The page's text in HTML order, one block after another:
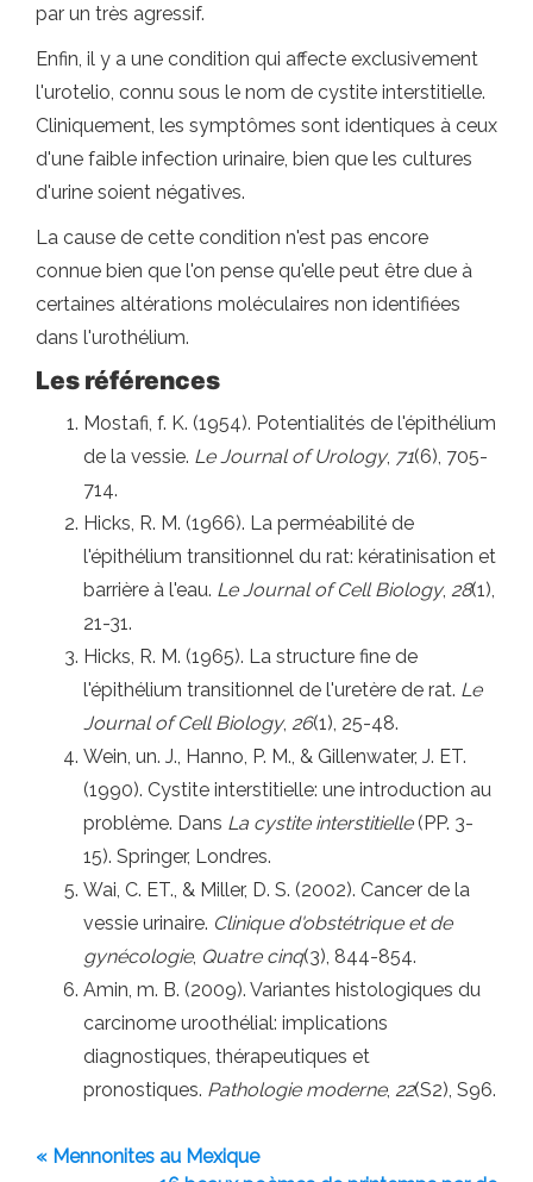
par un très agressif.
Enfin, il y a une condition qui affecte exclusivement
l'urotelio, connu sous le nom de cystite interstitielle.
Cliniquement, les symptômes sont identiques à ceux
d'une faible infection urinaire, bien que les cultures
d'urine soient négatives.
La cause de cette condition n'est pas encore
connue bien que l'on pense qu'elle peut être due à
certaines altérations moléculaires non identifiées
dans l'urothélium.
Les références
Mostafi, f. K. (1954). Potentialités de l'épithélium
de la vessie. Le Journal of Urology, 71(6), 705-
714.
Hicks, R. M. (1966). La perméabilité de
l'épithélium transitionnel du rat: kératinisation et
barrière à l'eau. Le Journal of Cell Biology, 28(1),
21-31.
Hicks, R. M. (1965). La structure fine de
l'épithélium transitionnel de l'uretère de rat. Le
Journal of Cell Biology, 26(1), 25-48.
Wein, un. J., Hanno, P. M., & Gillenwater, J. ET.
(1990). Cystite interstitielle: une introduction au
problème. Dans La cystite interstitielle(PP. 3-
15). Springer, Londres.
Wai, C. ET., & Miller, D. S. (2002). Cancer de la
vessie urinaire. Clinique d'obstétrique et de
gynécologie, Quatre cinq(3), 844-854.
Amin, m. B. (2009). Variantes histologiques du
carcinome uroothélial: implications
diagnostiques, thérapeutiques et
pronostiques. Pathologie moderne, 22(S2), S96.
« Mennonites au Mexique